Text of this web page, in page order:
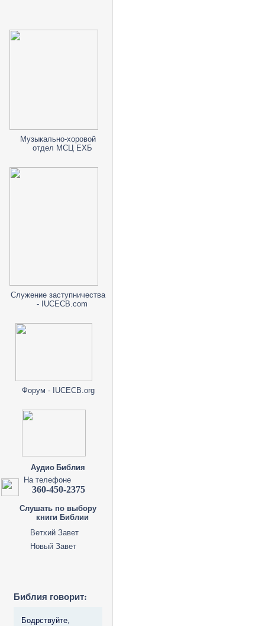
Музыкально-хоровой
отдел МСЦ ЕХБ
Служение заступничества
- IUCECB.com
Форум - IUCECB.org
Аудио Библия
На телефоне
360-450-2375
Слушать по выбору
книги Библии
Ветхий Завет
Новый Завет
Библия говорит:
Бодрствуйте,